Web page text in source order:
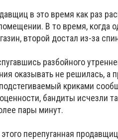
в это время как раз
В то время, когда
второй достал из-за
разбойного
оказывать не решилась, а
криками
бандиты исчезли
пары минут.
перепуганная